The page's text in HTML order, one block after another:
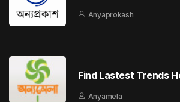
Anyaprokash
Find Lastest Trends
Anyamela